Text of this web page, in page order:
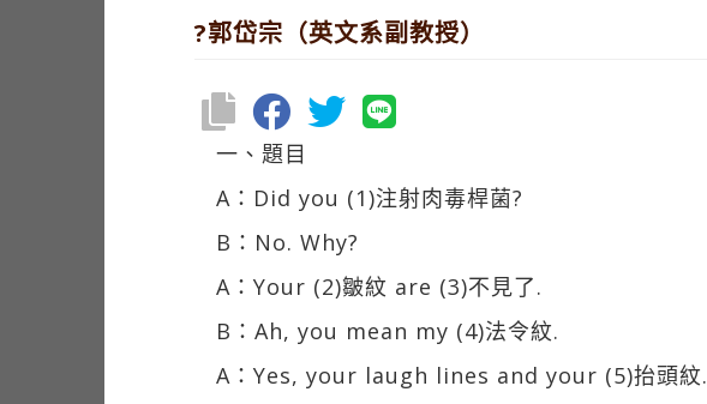
?郭岱宗（英文系副教授）
一、題目
A：Did you (1)注射肉毒桿菌?
B：No. Why?
A：Your (2)皺紋 are (3)不見了.
B：Ah, you mean my (4)法令紋.
A：Yes, your laugh lines and your (5)抬頭紋.